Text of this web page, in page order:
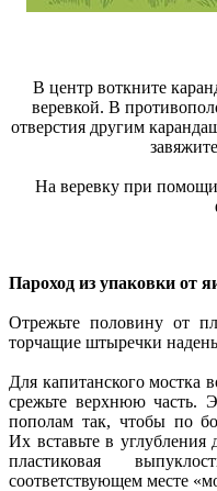
В центр воткните
веревкой. В
отверстия другим
На веревку при помощи
Пароход из упаковки от
Отрежьте половину от
торчащие штыречки
Для капитанского мостка
срежьте верхнюю часть.
пополам так, чтобы по
Их вставьте в
пластиковая
соответствующем месте